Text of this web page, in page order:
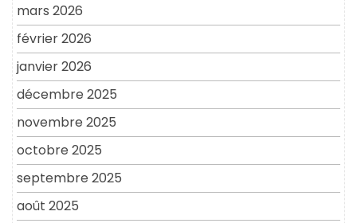
mars 2026
février 2026
janvier 2026
décembre 2025
novembre 2025
octobre 2025
septembre 2025
août 2025